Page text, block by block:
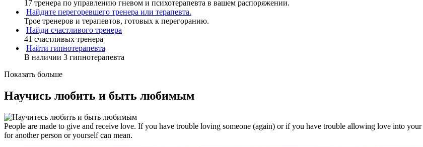
17 тренера по управлению гневом и психотерапевта в вашем распоряжении.
Найдите перегоревшего тренера или терапевта.
Трое тренеров и терапевтов, готовых к перегоранию.
Найди счастливого тренера
41 счастливых тренера
Найти гипнотерапевта
В наличии 3 гипнотерапевта
Показать больше
Научись любить и быть любимым
People are made to give and receive love. If you have trouble loving someone (again) or if you have trouble allowing love into
for another person or yourself can mean.